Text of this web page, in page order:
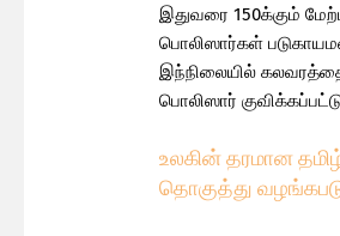
இதுவரை 150க்கும்
பொலிஸார்கள்
இந்நிலையில் கலவரத்தை
பொலிஸார்
உலகின் தரமான
தொகுத்து